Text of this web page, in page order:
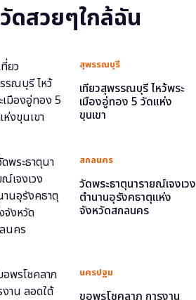
วัดสวยๆใกล้ฉัน
สุพรรณบุรี
เที่ยวสุพรรณบุรี ไหว้พระ
เมืองอู่ทอง 5 วัดแห่ง
ขุนเขา
สกลนคร
วัดพระธาตุนารายณ์เจงเวง
ตำนานอุรังคธาตุแห่ง
จังหวัดสกลนคร
นครปฐม
ขอพรโชคลาภ การงาน